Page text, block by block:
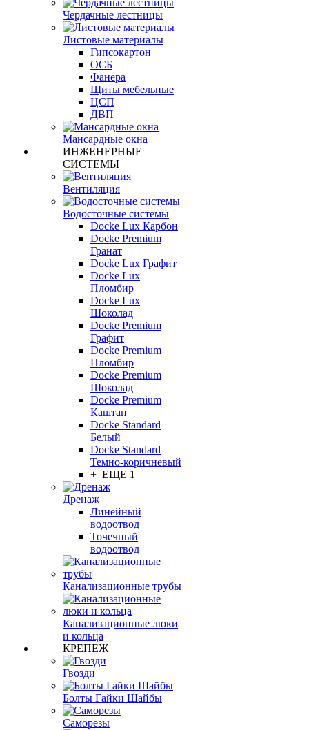
Чердачные лестницы
Листовые материалы
Гипсокартон
ОСБ
Фанера
Щиты мебельные
ЦСП
ДВП
Мансардные окна
ИНЖЕНЕРНЫЕ
СИСТЕМЫ
Вентиляция
Водосточные системы
Docke Lux Карбон
Docke Premium
Гранат
Docke Lux Графит
Docke Lux
Пломбир
Docke Lux
Шоколад
Docke Premium
Графит
Docke Premium
Пломбир
Docke Premium
Шоколад
Docke Premium
Каштан
Docke Standard
Белый
Docke Standard
Темно-коричневый
+ ЕЩЕ 1
Дренаж
Линейный
водоотвод
Точечный
водоотвод
Канализационные трубы
Канализационные люки
и кольца
КРЕПЕЖ
Гвозди
Болты Гайки Шайбы
Саморезы